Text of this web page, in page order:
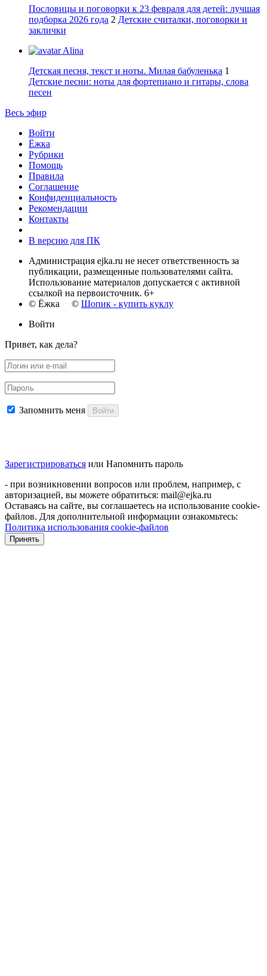
Пословицы и поговорки к 23 февраля для детей: лучшая
подборка 2026 года 2 Детские считалки, поговорки и
заклички
Alina
Детская песня, текст и ноты. Милая бабуленька 1
Детские песни: ноты для фортепиано и гитары, слова
песен
Весь эфир
Войти
Ёжка
Рубрики
Помощь
Правила
Соглашение
Конфиденциальность
Рекомендации
Контакты
В версию для ПК
Администрация ejka.ru не несет ответственность за
публикации, размещенные пользователями сайта.
Использование материалов допускается с активной
ссылкой на первоисточник. 6+
© Ёжка © Шопик - купить куклу
Войти
Привет, как дела?
Запомнить меня Войти
Зарегистрироваться или Напомнить пароль
- при возникновении вопросов или проблем, например, с
авторизацией, вы можете обратиться: mail@ejka.ru
Оставаясь на сайте, вы соглашаетесь на использование cookie-
файлов. Для дополнительной информации ознакомьтесь:
Политика использования cookie-файлов
Принять